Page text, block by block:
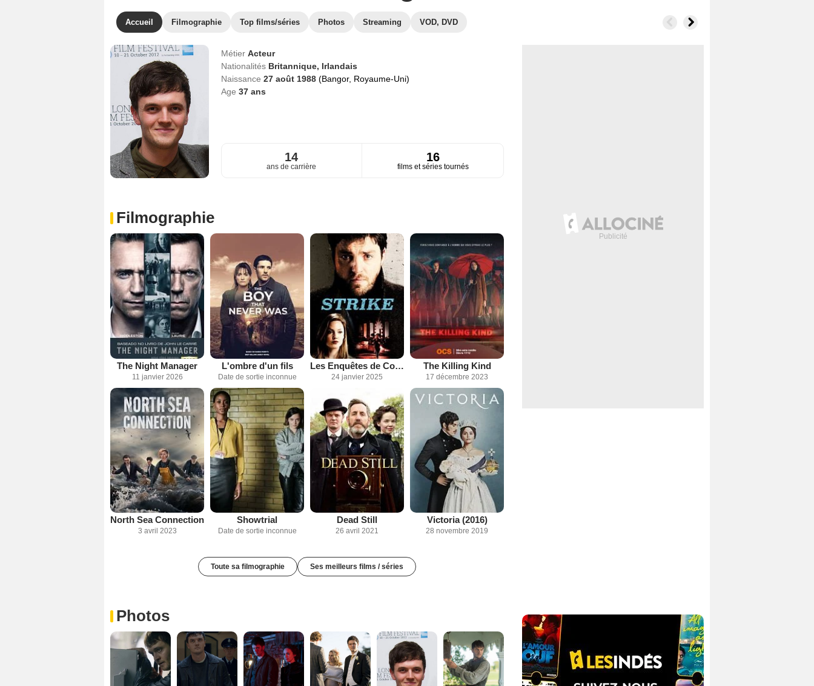
Accueil Filmographie Top films/séries Photos Streaming VOD, DVD
Métier Acteur
Nationalités Britannique, Irlandais
Naissance 27 août 1988 (Bangor, Royaume-Uni)
Age 37ans
14
ans de carrière
16
films et séries tournés
Filmographie
The Night Manager
11 janvier 2026
L'ombre d'un fils
Date de sortie inconnue
Les Enquêtes de Cormoran Strike
24 janvier 2025
The Killing Kind
17 décembre 2023
North Sea Connection
3 avril 2023
Showtrial
Date de sortie inconnue
Dead Still
26 avril 2021
Victoria (2016)
28 novembre 2019
Toute sa filmographie Ses meilleurs films / séries
Photos